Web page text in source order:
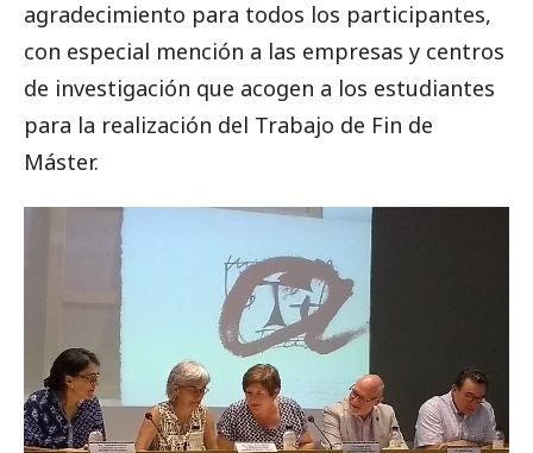
agradecimiento para todos los participantes,
con especial mención a las empresas y centros
de investigación que acogen a los estudiantes
para la realización del Trabajo de Fin de
Máster.